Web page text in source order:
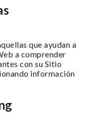
que ayudan a
a comprender
con su Sitio
información